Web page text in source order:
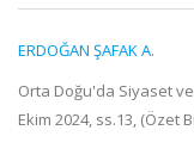
ERDOĞAN ŞAFAK A.
Orta Doğu'da Siyaset
Ekim 2024, ss.13, (Özet